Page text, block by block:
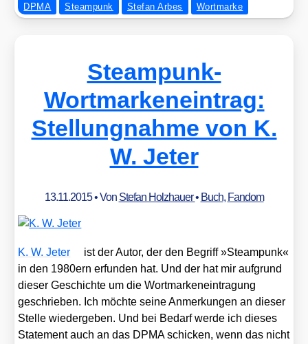
als
Stel­
lung­
fan
DPMA Steampunk Stefan Arbes Wortmarke
Steampunk-
Wortmarkeneintrag:
Stellungnahme von K.
W. Jeter
13.11.2015• Von Stefan Holzhauer• Buch, Fandom
K. W. Jeter
ist der Autor, der den Begriff »Steam­punk«
in den 1980ern erfun­den hat. Und der hat mir auf­grund
die­ser Geschich­te um die Wort­mar­ken­ein­tra­gung
geschrie­ben. Ich möch­te sei­ne Anmer­kun­gen an die­ser
Stel­le wie­der­ge­ben. Und bei Bedarf wer­de ich die­ses
State­ment auch an das DPMA schi­cken, wenn das nicht